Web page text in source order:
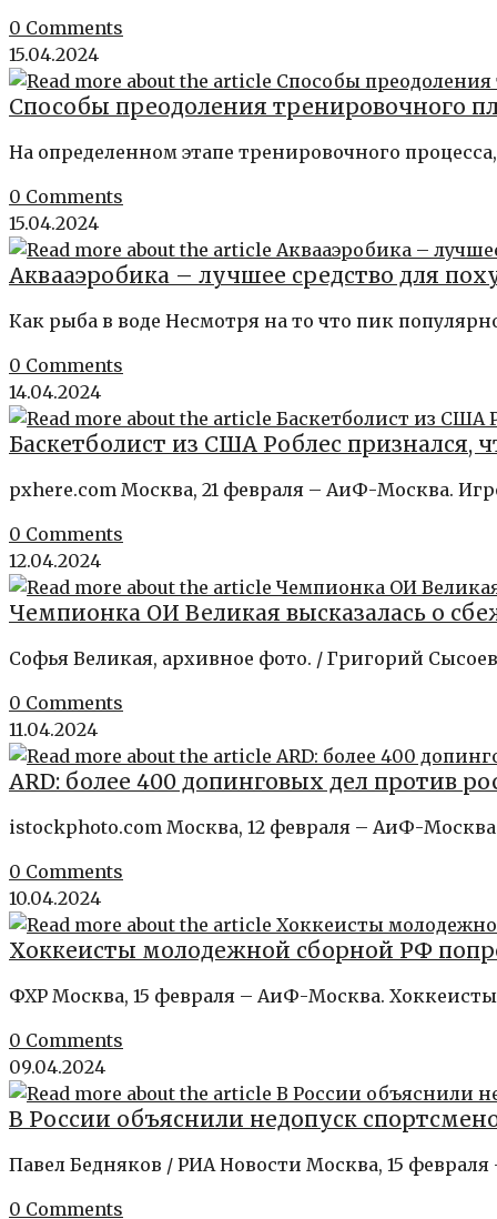
0 Comments
15.04.2024
Способы преодоления тренировочного
На определенном этапе тренировочного
0 Comments
15.04.2024
Аквааэробика – лучшее средство для
Как рыба в воде Несмотря на то что пик
0 Comments
14.04.2024
Баскетболист из США Роблес признался,
pxhere.com Москва, 21 февраля – АиФ-Москва.
0 Comments
12.04.2024
Чемпионка ОИ Великая высказалась о
Софья Великая, архивное фото. / Григорий
0 Comments
11.04.2024
ARD: более 400 допинговых дел против
istockphoto.com Москва, 12 февраля – АиФ-
0 Comments
10.04.2024
Хоккеисты молодежной сборной РФ
ФХР Москва, 15 февраля – АиФ-Москва.
0 Comments
09.04.2024
В России объяснили недопуск
Павел Бедняков / РИА Новости Москва, 15
0 Comments